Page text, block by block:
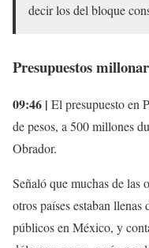
decir los del bloque
Presupuestos
09:46 | El presupuesto en
de pesos, a 500 millones
Obrador.
Señaló que muchas de
otros países estaban llenas
públicos en México, y